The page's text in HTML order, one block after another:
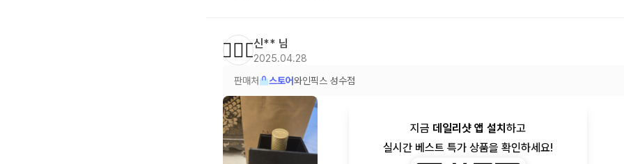
🙆🏻‍♂️신** 님
2025.04.28
판매처 스토어와인픽스 성수점
지금 데일리샷 앱 설치 하고
실시간 베스트 특가 상품을 확인하세요!